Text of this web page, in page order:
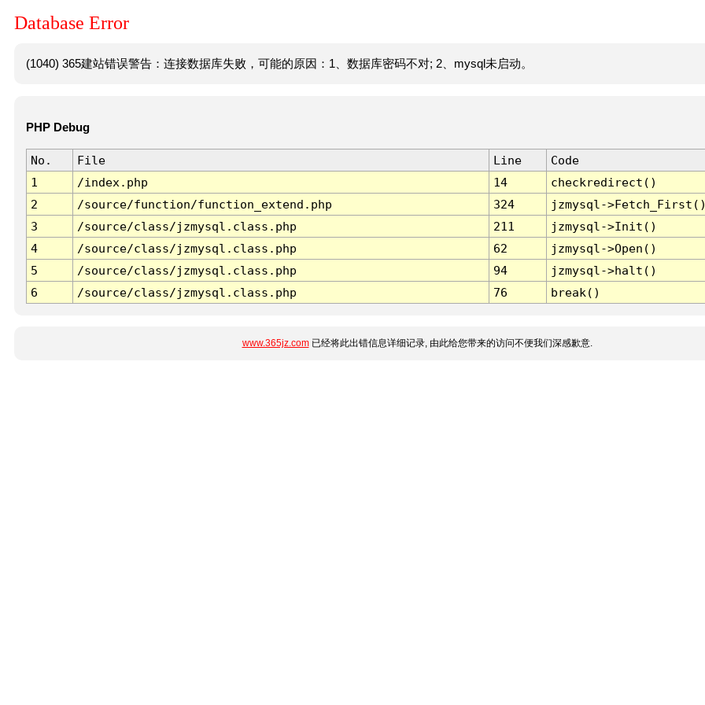
Database Error
(1040) 365建站错误警告：连接数据库失败，可能的原因：1、数据库密码不对; 2、mysql未启动。
PHP Debug
No. File Line
Code
1
/index.php 14
checkredirect()
2
/source/function/function_extend.php 324
jzmysql-
3
/source/class/jzmysql.class.php 211
jzmysql->Init()
4
/source/class/jzmysql.class.php 62
jzmysql->Open()
5
/source/class/jzmysql.class.php 94
jzmysql->halt()
6
/source/class/jzmysql.class.php 76 break()
www.365jz.com已经将此出错信息详细记录, 由此给您带来的访问不便我们深感歉意.